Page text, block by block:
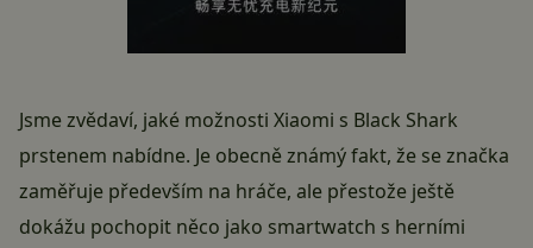
Jsme zvědaví, jaké možnosti Xiaomi s Black Shark
prstenem nabídne. Je obecně známý fakt, že se značka
zaměřuje především na hráče, ale přestože ještě
dokážu pochopit něco jako smartwatch s herními